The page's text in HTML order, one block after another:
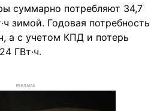
суммарно потребляют 34,7
зимой. Годовая потребность
а с учетом КПД и потерь
ГВт∙ч.
РЕКЛАМА